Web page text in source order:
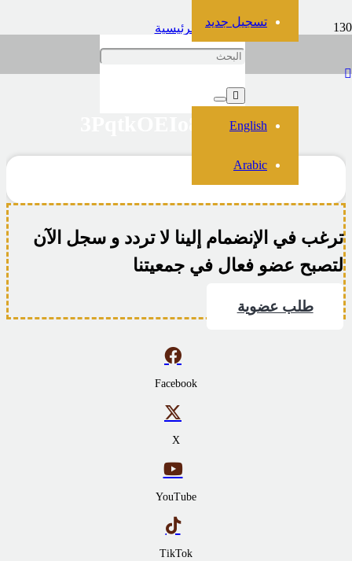
تسجيل جديد
English
Arabic
الرئيسية
3PqtkOEIo847e4BY
3PqtkOEIo847e4BY
ترغب في الإنضمام إلينا لا تردد و سجل الآن
لتصبح عضو فعال في جمعيتنا
طلب عضوية
Facebook
X
YouTube
TikTok